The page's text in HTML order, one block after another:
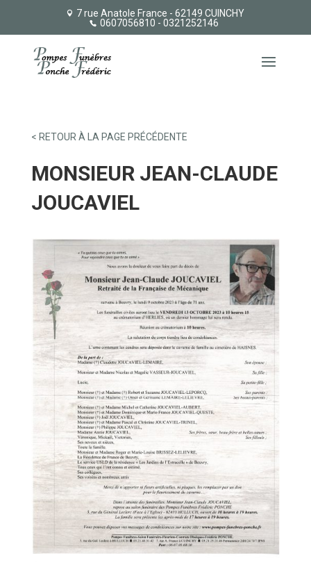
7 rue Anatole France - 62149 CUINCHY
0607056810 - 0321252146
< RETOUR À LA PAGE PRÉCÉDENTE
MONSIEUR JEAN-CLAUDE
JOUCAVIEL